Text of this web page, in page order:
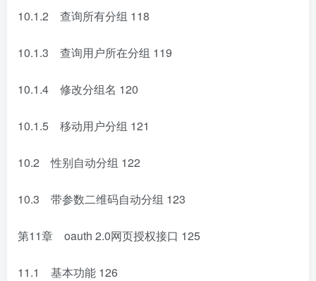
10.1.2 查询所有分组 118
10.1.3 查询用户所在分组 119
10.1.4 修改分组名 120
10.1.5 移动用户分组 121
10.2 性别自动分组 122
10.3 带参数二维码自动分组 123
第11章 oauth 2.0网页授权接口 125
11.1 基本功能 126